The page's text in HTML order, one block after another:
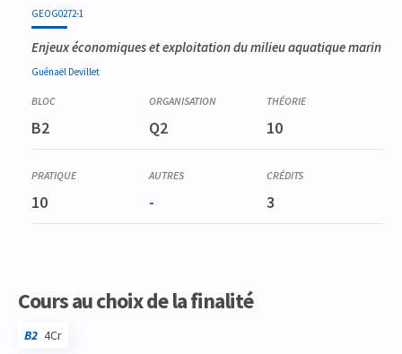
GEOG0272-1
Enjeux économiques et exploitation du milieu aquatique marin
Guénaël Devillet
B2 Q2 10
10 - 3
Cours au choix de la finalité
B2 4Cr